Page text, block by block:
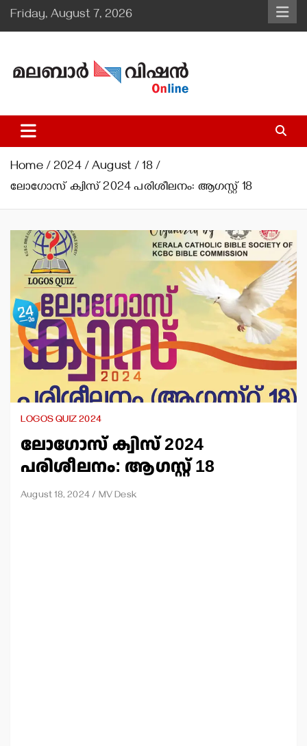
Skip
to
Friday, August 7, 2026
Malabar Vision Online
Illuminating Diocesan News with Divine Clarity.
Home 2024 August
18
ലോഗോസ് ക്വിസ് 2024 പരിശീലനം: ആഗസ്റ്റ് 18
LOGOS QUIZ 2024
ലോഗോസ് ക്വിസ് 2024
പരിശീലനം: ആഗസ്റ്റ് 18
August 18, 2024 MV Desk